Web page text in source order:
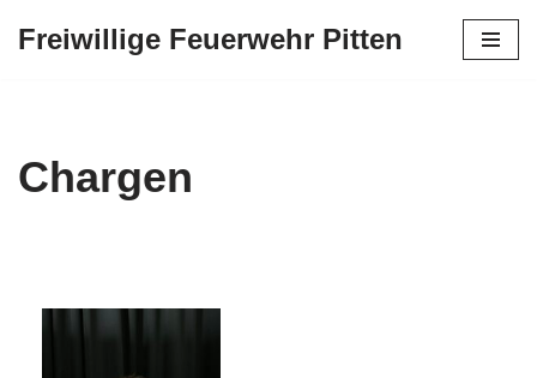
Freiwillige Feuerwehr Pitten
Chargen